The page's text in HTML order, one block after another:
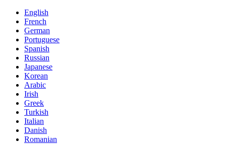
English
French
German
Portuguese
Spanish
Russian
Japanese
Korean
Arabic
Irish
Greek
Turkish
Italian
Danish
Romanian